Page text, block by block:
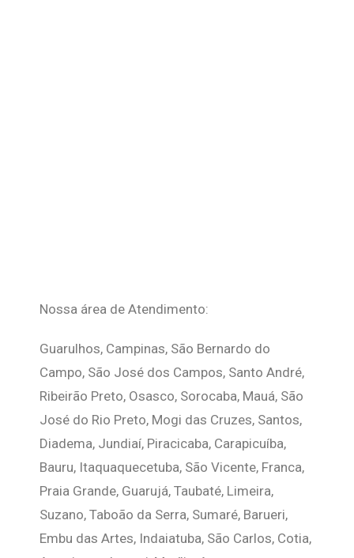
Nossa área de Atendimento:
Guarulhos, Campinas, São Bernardo do
Campo, São José dos Campos, Santo André,
Ribeirão Preto, Osasco, Sorocaba, Mauá, São
José do Rio Preto, Mogi das Cruzes, Santos,
Diadema, Jundiaí, Piracicaba, Carapicuíba,
Bauru, Itaquaquecetuba, São Vicente, Franca,
Praia Grande, Guarujá, Taubaté, Limeira,
Suzano, Taboão da Serra, Sumaré, Barueri,
Embu das Artes, Indaiatuba, São Carlos, Cotia,